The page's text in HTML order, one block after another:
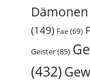
Dämonen
(149) Fae (69)
Geister(85)
(432)